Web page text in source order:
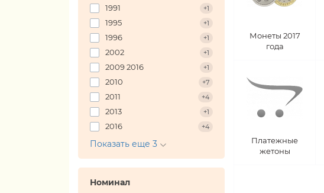
1991
+1
1995 +1
1996 +1
2002 +1
2009 2016 +1
2010 +7
2011 +4
2013 +1
2016 +4
Показать еще 3
Номинал
Монеты 2017
года
Платежные
жетоны